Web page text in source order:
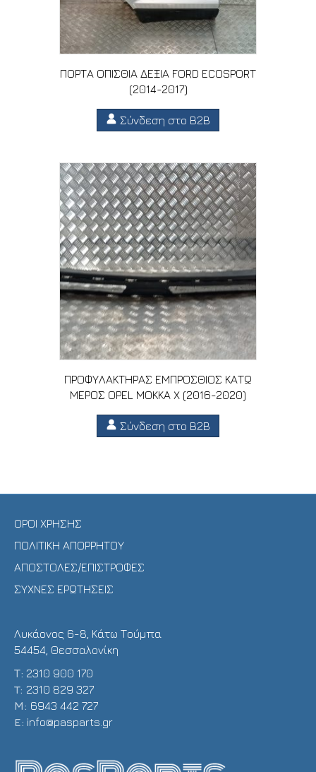
ΠΟΡΤΑ ΟΠΙΣΘΙΑ ΔΕΞΙΑ FORD ECOSPORT
(2014-2017)
Σύνδεση στο B2B
ΠΡΟΦΥΛΑΚΤΗΡΑΣ ΕΜΠΡΟΣΘΙΟΣ ΚΑΤΩ
ΜΕΡΟΣ OPEL MOKKA X (2016-2020)
Σύνδεση στο B2B
ΟΡΟΙ ΧΡΗΣΗΣ
ΠΟΛΙΤΙΚΗ ΑΠΟΡΡΗΤΟΥ
ΑΠΟΣΤΟΛΕΣ/ΕΠΙΣΤΡΟΦΕΣ
ΣΥΧΝΕΣ ΕΡΩΤΗΣΕΙΣ
Λυκάονος 6-8, Κάτω Τούμπα
54454, Θεσσαλονίκη
Τ: 2310 900 170
T: 2310 829 327
Μ: 6943 442 727
E: info@pasparts.gr